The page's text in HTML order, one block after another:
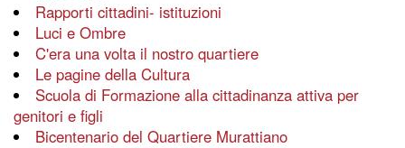
Rapporti cittadini- istituzioni
Luci e Ombre
C'era una volta il nostro quartiere
Le pagine della Cultura
Scuola di Formazione alla cittadinanza attiva per
genitori e figli
Bicentenario del Quartiere Murattiano